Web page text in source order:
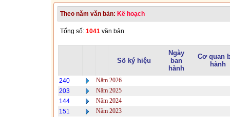
Theo năm văn bản: Kế hoạch
Tổng số: 1041 văn bản
Số ký hiệu
Ngày
ban
hành
Cơ quan
hành
240
Năm 2026
203
Năm 2025
144
Năm 2024
151
Năm 2023